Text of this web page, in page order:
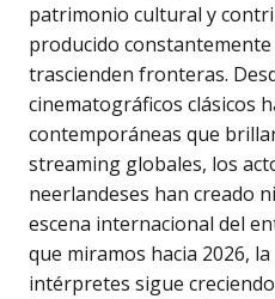
patrimonio cultural y
producido
trascienden fronteras.
cinematográficos clásicos
contemporáneas que
streaming globales, los
neerlandeses han creado
escena internacional del
que miramos hacia 2026,
intérpretes sigue